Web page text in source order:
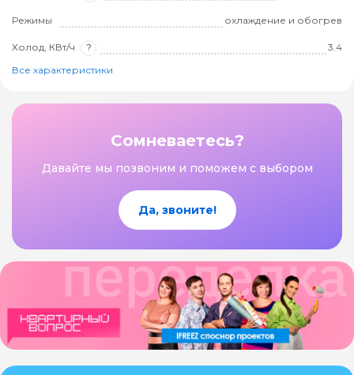
Режимы охлаждение и обогрев
Холод, КВт/ч ?
3.4
Все характеристики
Сомневаетесь?
Давайте мы позвоним и поможем с выбором
Да, звоните!